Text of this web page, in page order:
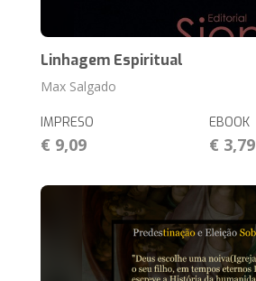
Linhagem Espiritual
Max Salgado
IMPRESO
€ 9,09
EBOOK
€ 3,79